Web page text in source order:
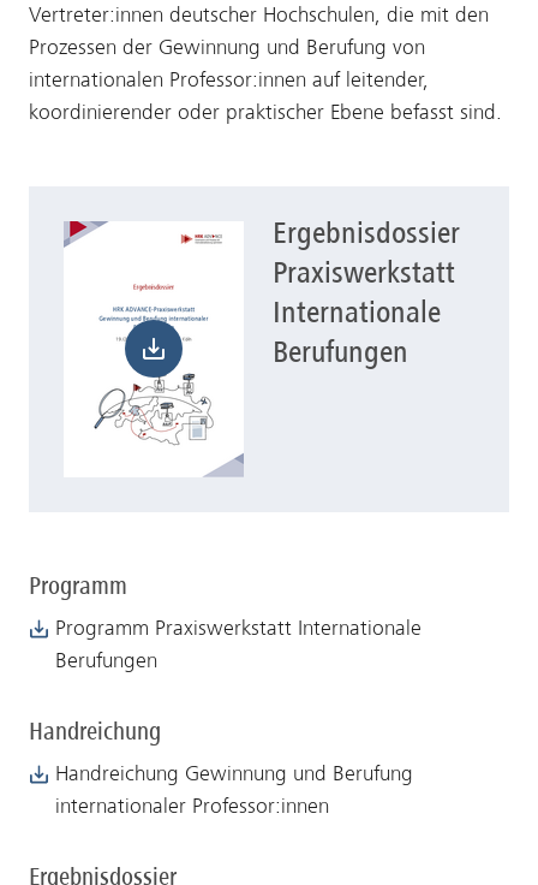
Vertreter:innen deutscher Hochschulen, die mit den
Prozessen der Gewinnung und Berufung von
internationalen Professor:innen auf leitender,
koordinierender oder praktischer Ebene befasst sind.
Herunterladen Ergebnisdossier Praxiswerkstatt
Ergebnisdossier
Praxiswerkstatt
Internationale
Berufungen
Programm
Programm Praxiswerkstatt Internationale
Berufungen
Handreichung
Handreichung Gewinnung und Berufung
internationaler Professor:innen
Ergebnisdossier